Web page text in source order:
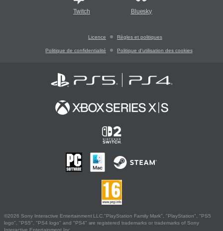
Twitch Bluesky
Licence Règles et politiques
Politique de confidentialité Politique d'utilisation des cookies
©2026 Sony Interactive Entertainment LLC."PlayStation Family Mark", "PlayStation", "PS5
logo", "PS5", "PS4 logo" and "PS4" are registered trademarks or trademarks of Sony
Interactive Entertainment Inc.